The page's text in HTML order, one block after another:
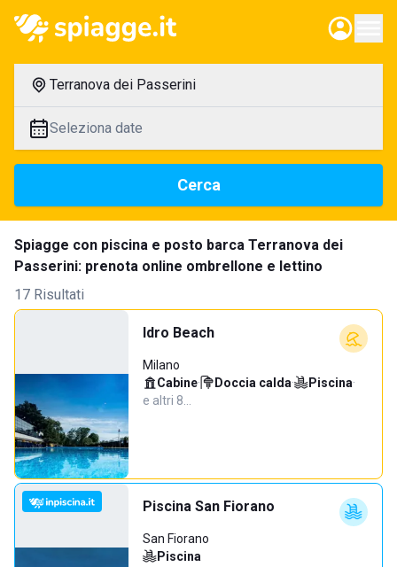
Terranova dei Passerini
Seleziona date
Cerca
Spiagge con piscina e posto barca Terranova dei
Passerini: prenota online ombrellone e lettino
17 Risultati
Idro Beach
Milano
Cabine· Doccia calda· Piscina·
e altri 8…
Piscina San Fiorano
San Fiorano
Piscina